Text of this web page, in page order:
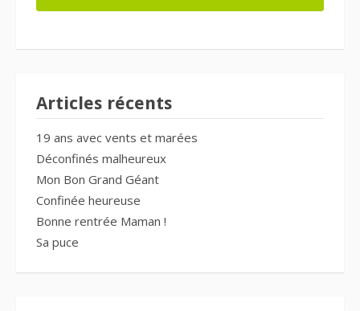
Articles récents
19 ans avec vents et marées
Déconfinés malheureux
Mon Bon Grand Géant
Confinée heureuse
Bonne rentrée Maman !
Sa puce